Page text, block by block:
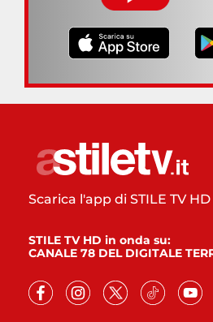
Scarica l'app di STILE TV HD
STILE TV HD in onda su:
CANALE 78 DEL DIGITALE